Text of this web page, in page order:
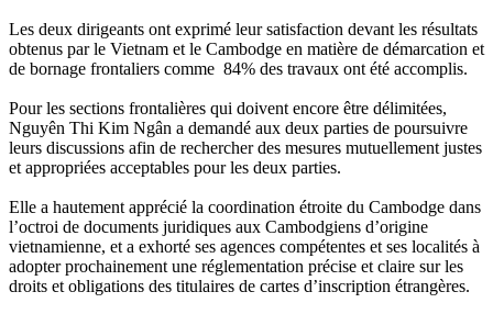
Les deux dirigeants ont exprimé leur satisfaction devant les résultats
obtenus par le Vietnam et le Cambodge en matière de démarcation et
de bornage frontaliers comme 84% des travaux ont été accomplis.
Pour les sections frontalières qui doivent encore être délimitées,
Nguyên Thi Kim Ngân a demandé aux deux parties de poursuivre
leurs discussions afin de rechercher des mesures mutuellement justes
et appropriées acceptables pour les deux parties.
Elle a hautement apprécié la coordination étroite du Cambodge dans
l’octroi de documents juridiques aux Cambodgiens d’origine
vietnamienne, et a exhorté ses agences compétentes et ses localités à
adopter prochainement une réglementation précise et claire sur les
droits et obligations des titulaires de cartes d’inscription étrangères.